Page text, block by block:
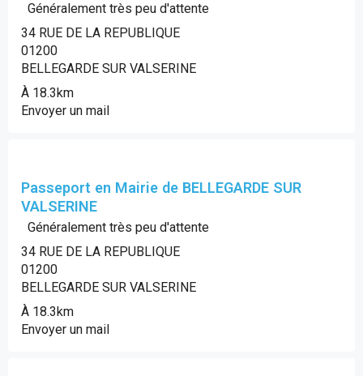
Généralement très peu d'attente
34 RUE DE LA REPUBLIQUE
01200
BELLEGARDE SUR VALSERINE
À 18.3km
Envoyer un mail
Passeport en Mairie de BELLEGARDE SUR
VALSERINE
Généralement très peu d'attente
34 RUE DE LA REPUBLIQUE
01200
BELLEGARDE SUR VALSERINE
À 18.3km
Envoyer un mail